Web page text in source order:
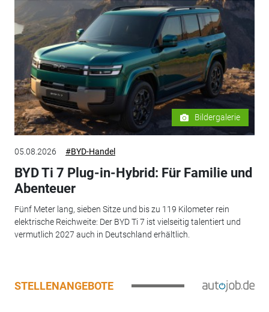
Bildergalerie
05.08.2026 #BYD-Handel
BYD Ti 7 Plug-in-Hybrid: Für Familie und
Abenteuer
Fünf Meter lang, sieben Sitze und bis zu 119 Kilometer rein
elektrische Reichweite: Der BYD Ti 7 ist vielseitig talentiert und
vermutlich 2027 auch in Deutschland erhältlich.
STELLENANGEBOTE